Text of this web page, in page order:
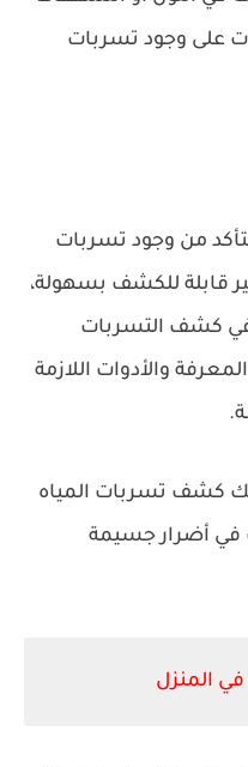
على وجود تسربات
من وجود تسربات
قابلة للكشف بسهولة،
كشف التسربات
والأدوات اللازمة
كشف تسربات المياه
في أضرار جسيمة
المنزل